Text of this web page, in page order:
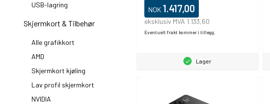
USB-lagring
Skjermkort & Tilbehør
Alle grafikkort
AMD
Skjermkort kjøling
Lav profil skjermkort
NVIDIA
NOK 1.417,00
eksklusiv MVA 1.133,60
Eventuelt frakt kommer i tillegg.
Lager